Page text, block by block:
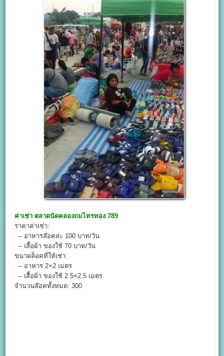
ค่าเช่า ตลาดนัดคลองถมไทรทอง 789
ราคาค่าเช่า:
– อาหารล๊อคล่ะ 100 บาท/วัน
– เสี้อผ้า ของใช้ 70 บาท/วัน
ขนาดล็อคที่ให้เช่า:
– อาหาร 2×2 เมตร
– เสื้อผ้า ของใช้ 2.5×2.5 เมตร
จำนวนล๊อคทั้งหมด: 300